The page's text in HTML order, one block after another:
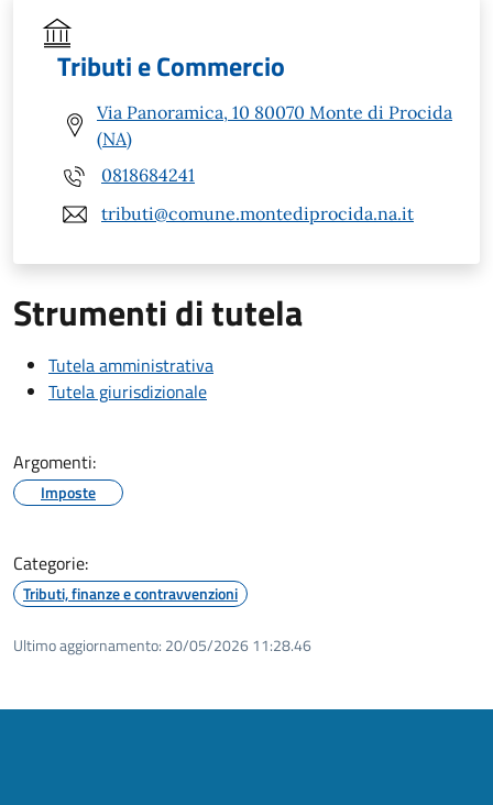
Tributi e Commercio
Via Panoramica, 10 80070 Monte di Procida
(NA)
0818684241
tributi@comune.montediprocida.na.it
Strumenti di tutela
Tutela amministrativa
Tutela giurisdizionale
Argomenti:
Imposte
Categorie:
Tributi, finanze e contravvenzioni
Ultimo aggiornamento: 20/05/2026 11:28.46